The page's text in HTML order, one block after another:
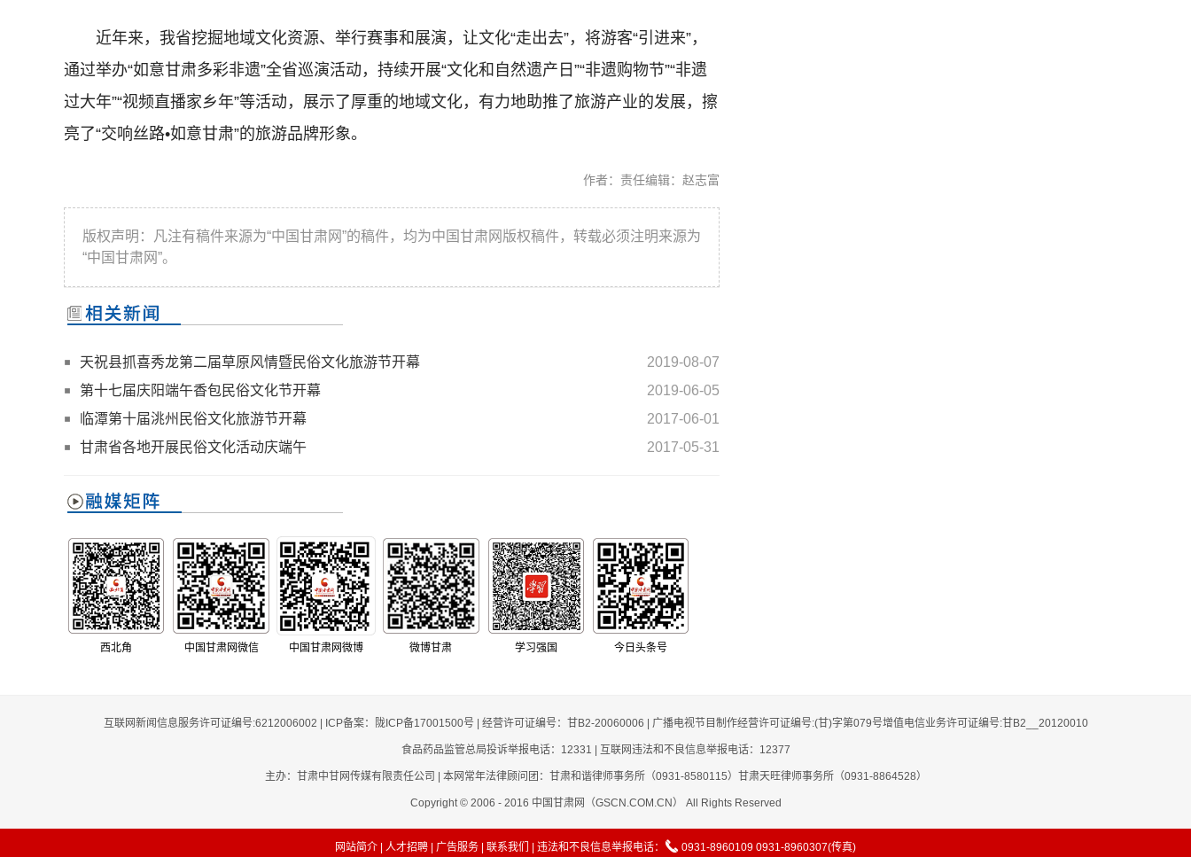
近年来，我省挖掘地域文化资源、举行赛事和展演，让文化“走出去”，将游客“引进来”，
通过举办“如意甘肃多彩非遗”全省巡演活动，持续开展“文化和自然遗产日”“非遗购物节”“非遗
过大年”“视频直播家乡年”等活动，展示了厚重的地域文化，有力地助推了旅游产业的发展，擦
亮了“交响丝路•如意甘肃”的旅游品牌形象。
责任编辑：赵志富
作者：
版权声明：凡注有稿件来源为“中国甘肃网”的稿件，均为中国甘肃网版权稿件，转载必须注明来源为
“中国甘肃网”。
2019-08-07
天祝县抓喜秀龙第二届草原风情暨民俗文化旅游节开幕
2019-06-05
第十七届庆阳端午香包民俗文化节开幕
2017-06-01
临潭第十届洮州民俗文化旅游节开幕
2017-05-31
甘肃省各地开展民俗文化活动庆端午
西北角 中国甘肃网微信 中国甘肃网微博 微博甘肃 学习强国 今日头条号
互联网新闻信息服务许可证编号:6212006002 | ICP备案：陇ICP备17001500号 | 经营许可证编号：甘B2-20060006 | 广播电视节目制作经营许可证编号:(甘)字第079号增值电信业务许可证编号:甘B2__20120010
食品药品监管总局投诉举报电话：12331 | 互联网违法和不良信息举报电话：12377
主办：甘肃中甘网传媒有限责任公司 | 本网常年法律顾问团：甘肃和谐律师事务所（0931-8580115）甘肃天旺律师事务所（0931-8864528）
Copyright © 2006 - 2016 中国甘肃网（GSCN.COM.CN） All Rights Reserved
网站简介 人才招聘 广告服务 联系我们 | 违法和不良信息举报电话： 0931-8960109 0931-8960307(传真)